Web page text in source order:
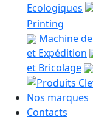
Ecologiques
Printing
Machine
et Expédition
et Bricolage
Nos marques
Contacts